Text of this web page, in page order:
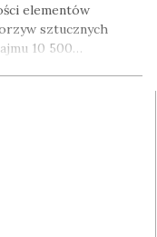
elementów
sztucznych
10 500…